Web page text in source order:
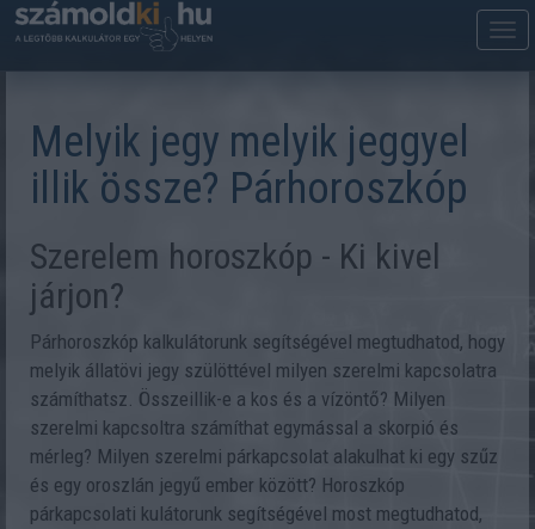
Melyik jegy melyik jeggyel
illik össze? Párhoroszkóp
Szerelem horoszkóp - Ki kivel
járjon?
Párhoroszkóp kalkulátorunk segítségével megtudhatod, hogy
melyik állatövi jegy szülöttével milyen szerelmi kapcsolatra
számíthatsz. Összeillik-e a kos és a vízöntő? Milyen
szerelmi kapcsoltra számíthat egymással a skorpió és
mérleg? Milyen szerelmi párkapcsolat alakulhat ki egy szűz
és egy oroszlán jegyű ember között? Horoszkóp
párkapcsolati kulátorunk segítségével most megtudhatod,